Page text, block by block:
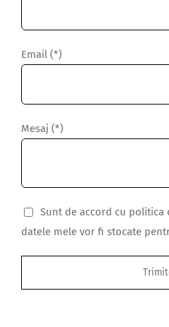
Email (*)
Mesaj (*)
Sunt de accord cu
datele mele vor fi stocate